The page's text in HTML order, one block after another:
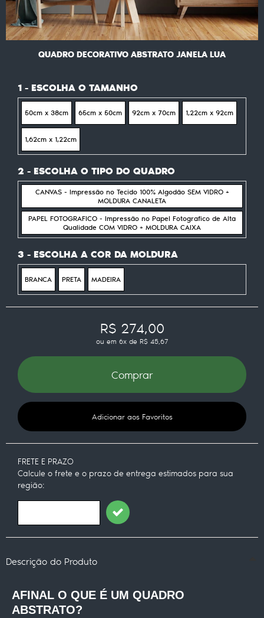
QUADRO DECORATIVO ABSTRATO JANELA LUA
1 - ESCOLHA O TAMANHO
50cm x 38cm 65cm x 50cm 92cm x 70cm 1,22cm x 92cm
1,62cm x 1,22cm
2 - ESCOLHA O TIPO DO QUADRO
CANVAS - Impressão no Tecido 100% Algodão SEM VIDRO +
MOLDURA CANALETA
PAPEL FOTOGRAFICO - Impressão no Papel Fotografico de Alta
Qualidade COM VIDRO + MOLDURA CAIXA
3 - ESCOLHA A COR DA MOLDURA
BRANCA PRETA MADEIRA
R$ 274,00
ou em 6x de R$ 45,67
Comprar
Adicionar aos Favoritos
FRETE E PRAZO
Calcule o frete e o prazo de entrega estimados para sua
região:
Descrição do Produto
AFINAL O QUE É UM QUADRO
ABSTRATO?